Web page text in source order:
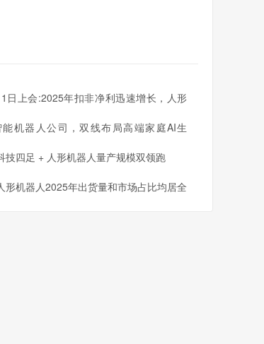
日上会:2025年扣非净利迅速增长，人形
机器人公司，双线布局高端家庭AI生
技四足 + 人形机器人量产规模双领跑
形机器人2025年出货量和市场占比均居全